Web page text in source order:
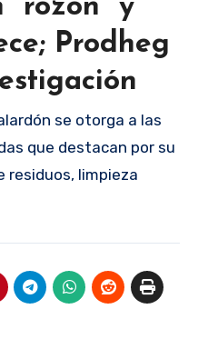
y
Prodheg
se otorga a las
que destacan por su
residuos, limpieza